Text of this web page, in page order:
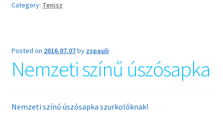
Category: Tenisz
Posted on 2016.07.07by zspauli
Nemzeti színű úszósapka
Nemzeti színű úszósapka szurkolóknak!